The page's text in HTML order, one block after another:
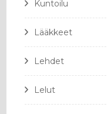
Kuntoilu
Lääkkeet
Lehdet
Lelut